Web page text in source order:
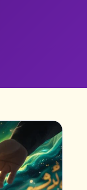
الأسئلة
الشائعة
تواصل
معنا